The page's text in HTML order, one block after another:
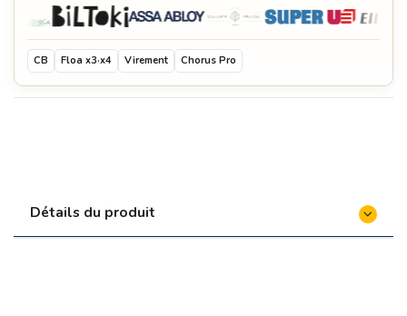
CB Floa x3·x4 Virement Chorus Pro
Détails du produit